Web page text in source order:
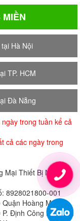
Hà Nội
TP. HCM
Đà Nẵng
trong tuần kể cả
cả các ngày trong
Mại Thiết Bị Nội Thất
8928021800-001
Hoàng Mai
Định Công Hạ, Định